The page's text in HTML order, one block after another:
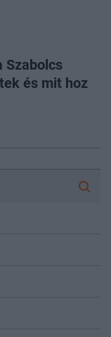
Szabolcs
és mit hoz